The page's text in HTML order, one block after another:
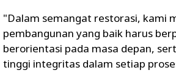
"Dalam semangat restorasi, kami
pembangunan yang baik harus
berorientasi pada masa depan,
tinggi integritas dalam setiap